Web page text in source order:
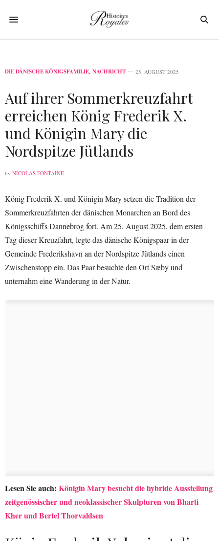
DIE DÄNISCHE KÖNIGSFAMILIE, NACHRICHT 25. AUGUST 2025
Auf ihrer Sommerkreuzfahrt
erreichen König Frederik X.
und Königin Mary die
Nordspitze Jütlands
by NICOLAS FONTAINE
König Frederik X. und Königin Mary setzen die Tradition der
Sommerkreuzfahrten der dänischen Monarchen an Bord des
Königsschiffs Dannebrog fort. Am 25. August 2025, dem ersten
Tag dieser Kreuzfahrt, legte das dänische Königspaar in der
Gemeinde Frederikshavn an der Nordspitze Jütlands einen
Zwischenstopp ein. Das Paar besuchte den Ort Sæby und
unternahm eine Wanderung in der Natur.
Lesen Sie auch: Königin Mary besucht die hybride Ausstellung
zeitgenössischer und neoklassischer Skulpturen von Bharti
Kher und Bertel Thorvaldsen